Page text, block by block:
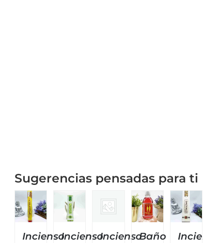
Sugerencias pensadas para ti
InciensoInciensoInciensoBaño